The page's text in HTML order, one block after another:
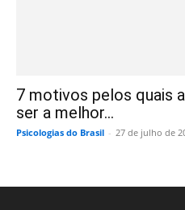
7 motivos pelos quais
ser a melhor...
Psicologias do Brasil - 27 de julho de